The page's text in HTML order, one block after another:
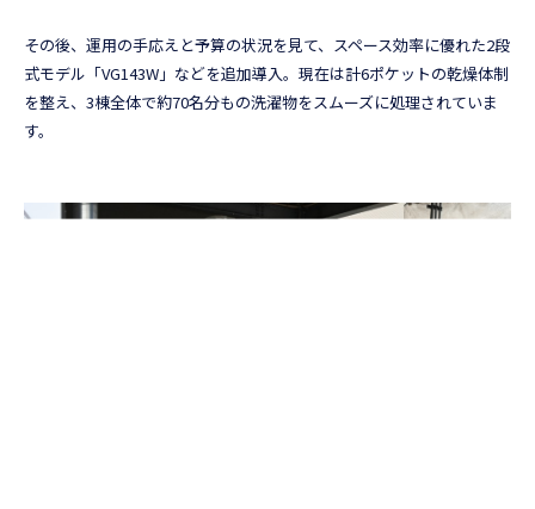
その後、運用の手応えと予算の状況を見て、スペース効率に優れた2段
式モデル「VG143W」などを追加導入。現在は計6ポケットの乾燥体制
を整え、3棟全体で約70名分もの洗濯物をスムーズに処理されていま
す。